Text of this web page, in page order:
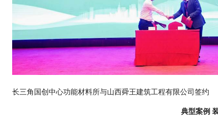
长三角国创中心功能材料所与山西舜王建筑工程有限公司签约
典型案例